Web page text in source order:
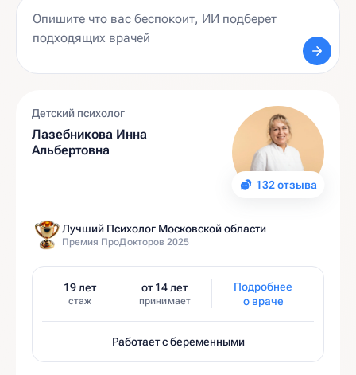
132 отзыва
Детский психолог
Лазебникова Инна
Альбертовна
Лучший Психолог Московской области
Премия ПроДокторов 2025
19 лет
стаж
от 14 лет
принимает
Подробнее
о враче
Работает с беременными